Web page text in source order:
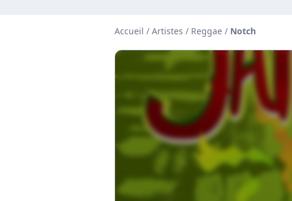
Accueil / Artistes / Reggae / Notch